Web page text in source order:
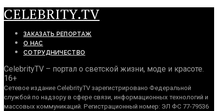
CELEBRITY.TV
ЗАКАЗАТЬ РЕПОРТАЖ
О НАС
СОТРУДНИЧЕСТВО
CelebrityTV – портал о светской жизни, моде и красоте.
16+
Сетевое издание CelebrityTV зарегистрировано Федеральной
службой по надзору в сфере связи, информационных технологий и
массовых коммуникаций. Регистрационный номер: ЭЛ ФС 77-79536